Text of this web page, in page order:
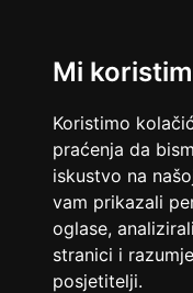
Mi
Koristimo
praćenja da
iskustvo na
vam prikazali
oglase,
stranici i
posjetitelji.